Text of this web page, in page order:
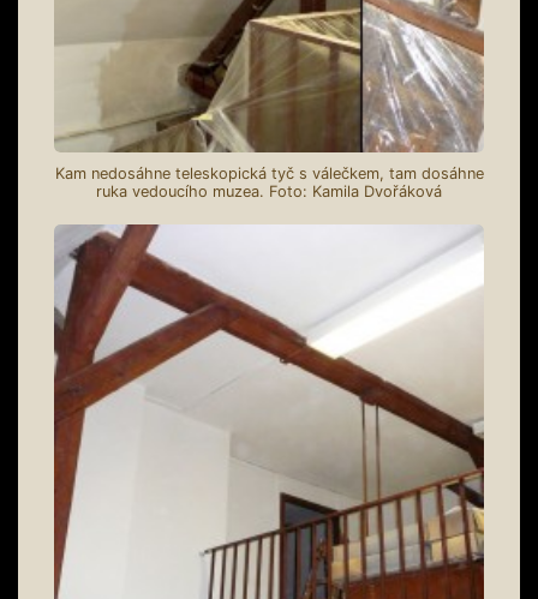
Kam nedosáhne teleskopická tyč s válečkem, tam dosáhne
ruka vedoucího muzea. Foto: Kamila Dvořáková